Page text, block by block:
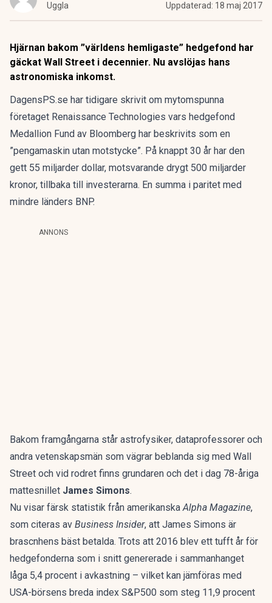
Uggla
Uppdaterad: 18 maj 2017
Hjärnan bakom ”världens hemligaste” hedgefond har
gäckat Wall Street i decennier. Nu avslöjas hans
astronomiska inkomst.
DagensPS.se har tidigare skrivit om mytomspunna
företaget Renaissance Technologies vars hedgefond
Medallion Fund av Bloomberg har beskrivits som en
”pengamaskin utan motstycke”. På knappt 30 år har den
gett 55 miljarder dollar, motsvarande drygt 500 miljarder
kronor, tillbaka till investerarna. En summa i paritet med
mindre länders BNP.
ANNONS
Bakom framgångarna står astrofysiker, dataprofessorer och
andra vetenskapsmän som vägrar beblanda sig med Wall
Street och vid rodret finns grundaren och det i dag 78-åriga
mattesnillet James Simons.
Nu visar färsk statistik från amerikanskaAlpha Magazine,
som citeras av Business Insider, att James Simons är
brascnhens bäst betalda. Trots att 2016 blev ett tufft år för
hedgefonderna som i snitt genererade i sammanhanget
låga 5,4 procent i avkastning – vilket kan jämföras med
USA-börsens breda index S&P500 som steg 11,9 procent